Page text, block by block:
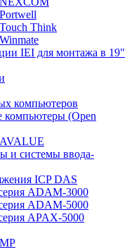
Think
IEI для монтажа в 19"
компьютеров
компьютеры (Open
и системы ввода-
ICP DAS
ADAM-3000
ADAM-5000
APAX-5000